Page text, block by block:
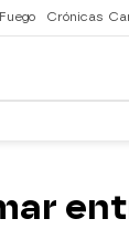
Crónicas